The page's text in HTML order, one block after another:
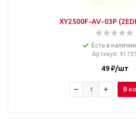
XY2500F-AV-03P
Есть в
Артикул:
49₽/шт
В